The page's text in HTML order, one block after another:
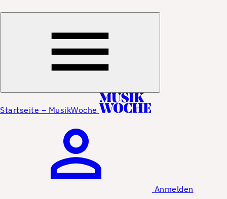
Startseite – MusikWoche
Anmelden